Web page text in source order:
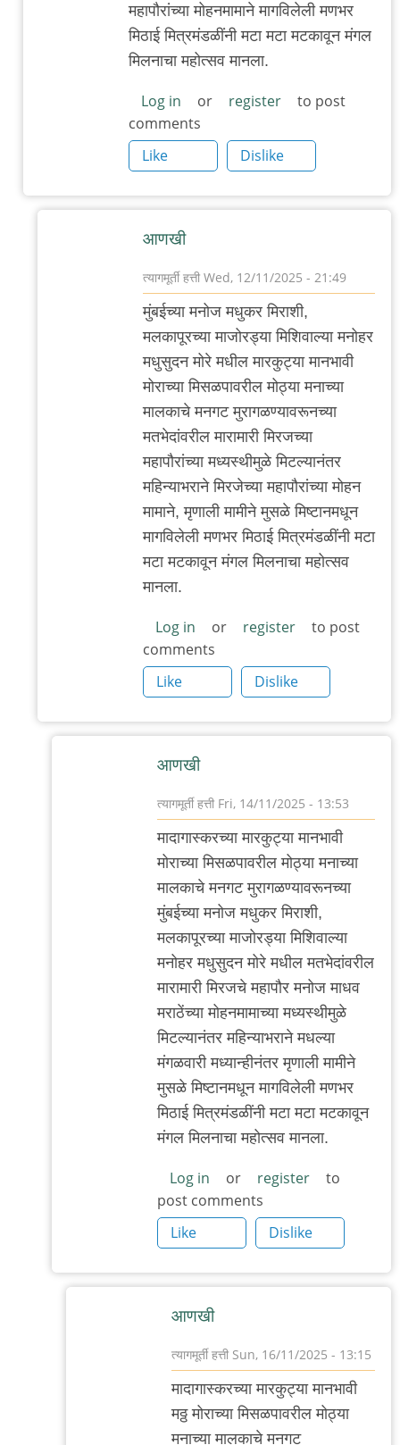
त्यागमूर्ती
हत्ती
महापौरांच्या मोहनमामाने मागविलेली मणभर
मिठाई मित्रमंडळींनी मटा मटा मटकावून मंगल
मिलनाचा महोत्सव मानला.
Log in or register
to post
comments
Like
Dislike
आणखी
त्यागमूर्ती हत्ती Wed, 12/11/2025 - 21:49
In
reply
आणखी
त्यागमूर्ती
मुंबईच्या मनोज मधुकर मिराशी,
मलकापूरच्या माजोरड्या मिशिवाल्या मनोहर
मधुसुदन मोरे मधील मारकुट्या मानभावी
मोराच्या मिसळपावरील मोठ्या मनाच्या
मालकाचे मनगट मुरागळण्यावरूनच्या
मतभेदांवरील मारामारी मिरजच्या
महापौरांच्या मध्यस्थीमुळे मिटल्यानंतर
महिन्याभराने मिरजेच्या महापौरांच्या मोहन
मामाने, मृणाली मामीने मुसळे मिष्टानमधून
मागविलेली मणभर मिठाई मित्रमंडळींनी मटा
मटा मटकावून मंगल मिलनाचा महोत्सव
मानला.
Log in or register
to post
comments
Like
Dislike
आणखी
त्यागमूर्ती हत्ती Fri, 14/11/2025 - 13:53
reply
आणखी
by
त्यागमूर्ती
मादागास्करच्या मारकुट्या मानभावी
मोराच्या मिसळपावरील मोठ्या मनाच्या
मालकाचे मनगट मुरागळण्यावरूनच्या
मुंबईच्या मनोज मधुकर मिराशी,
मलकापूरच्या माजोरड्या मिशिवाल्या
मनोहर मधुसुदन मोरे मधील मतभेदांवरील
मारामारी मिरजचे महापौर मनोज माधव
मराठेंच्या मोहनमामाच्या मध्यस्थीमुळे
मिटल्यानंतर महिन्याभराने मधल्या
मंगळवारी मध्यान्हीनंतर मृणाली मामीने
मुसळे मिष्टानमधून मागविलेली मणभर
मिठाई मित्रमंडळींनी मटा मटा मटकावून
मंगल मिलनाचा महोत्सव मानला.
Log in or register
to
post comments
Like
Dislike
आणखी
त्यागमूर्ती हत्ती Sun, 16/11/2025 - 13:15
reply
to
मादागास्करच्या मारकुट्या मानभावी
मठ्ठ मोराच्या मिसळपावरील मोठ्या
मनाच्या मालकाचे मनगट